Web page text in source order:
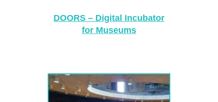
DOORS – Digital Incubator
for Museums